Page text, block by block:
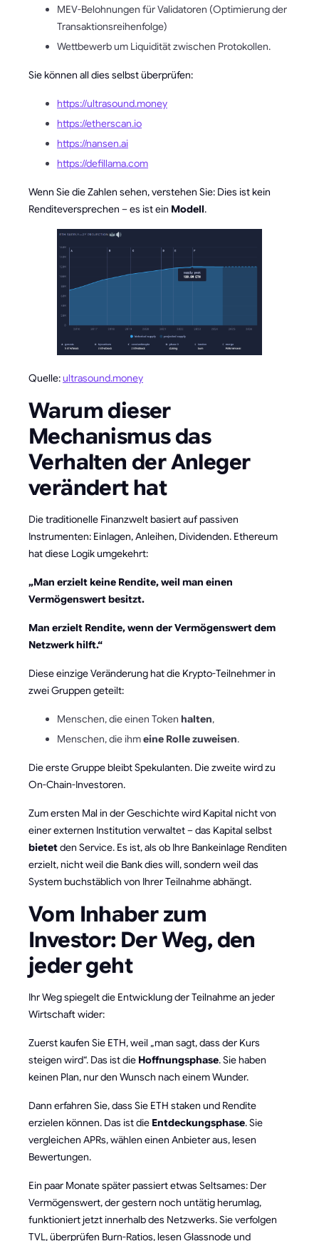
MEV-Belohnungen für Validatoren (Optimierung der
Transaktionsreihenfolge)
Wettbewerb um Liquidität zwischen Protokollen.
Sie können all dies selbst überprüfen:
https://ultrasound.money
https://etherscan.io
https://nansen.ai
https://defillama.com
Wenn Sie die Zahlen sehen, verstehen Sie: Dies ist kein
Renditeversprechen – es ist ein Modell.
Quelle:ultrasound.money
Warum dieser
Mechanismus das
Verhalten der Anleger
verändert hat
Die traditionelle Finanzwelt basiert auf passiven
Instrumenten: Einlagen, Anleihen, Dividenden. Ethereum
hat diese Logik umgekehrt:
„Man erzielt keine Rendite, weil man einen
Vermögenswert besitzt.
Man erzielt Rendite, wenn der Vermögenswert dem
Netzwerk hilft.“
Diese einzige Veränderung hat die Krypto-Teilnehmer in
zwei Gruppen geteilt:
Menschen, die einen Token halten,
Menschen, die ihmeine Rolle zuweisen.
Die erste Gruppe bleibt Spekulanten. Die zweite wird zu
On-Chain-Investoren.
Zum ersten Mal in der Geschichte wird Kapital nicht von
einer externen Institution verwaltet – das Kapital selbst
bietetden Service. Es ist, als ob Ihre Bankeinlage Renditen
erzielt, nicht weil die Bank dies will, sondern weil das
System buchstäblich von Ihrer Teilnahme abhängt.
Vom Inhaber zum
Investor: Der Weg, den
jeder geht
Ihr Weg spiegelt die Entwicklung der Teilnahme an jeder
Wirtschaft wider:
Zuerst kaufen Sie ETH, weil „man sagt, dass der Kurs
steigen wird“. Das ist die Hoffnungsphase. Sie haben
keinen Plan, nur den Wunsch nach einem Wunder.
Dann erfahren Sie, dass Sie ETH staken und Rendite
erzielen können. Das ist die Entdeckungsphase. Sie
vergleichen APRs, wählen einen Anbieter aus, lesen
Bewertungen.
Ein paar Monate später passiert etwas Seltsames: Der
Vermögenswert, der gestern noch untätig herumlag,
funktioniert jetzt innerhalb des Netzwerks. Sie verfolgen
TVL, überprüfen Burn-Ratios, lesen Glassnode und